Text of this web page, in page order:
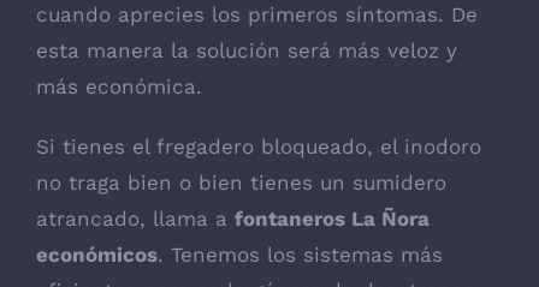
cuando aprecies los primeros síntomas. De
esta manera la solución será más veloz y
más económica.
Si tienes el fregadero bloqueado, el inodoro
no traga bien o bien tienes un sumidero
atrancado, llama a fontaneros La Ñora
económicos. Tenemos los sistemas más